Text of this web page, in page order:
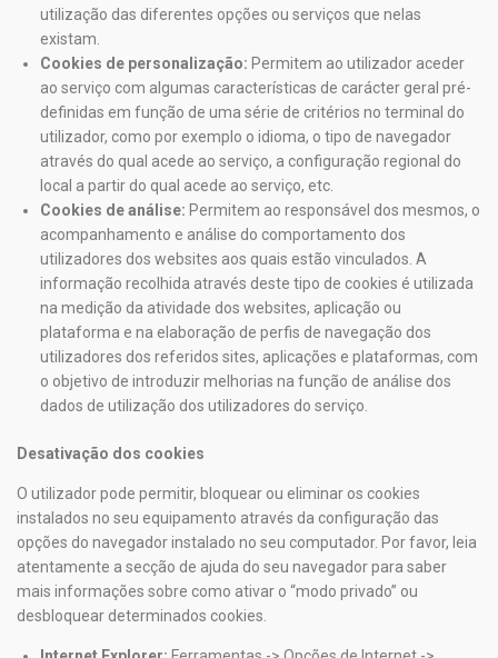
utilização das diferentes opções ou serviços que nelas
existam.
Cookies de personalização: Permitem ao utilizador aceder
ao serviço com algumas características de carácter geral pré-
definidas em função de uma série de critérios no terminal do
utilizador, como por exemplo o idioma, o tipo de navegador
através do qual acede ao serviço, a configuração regional do
local a partir do qual acede ao serviço, etc.
Cookies de análise: Permitem ao responsável dos mesmos, o
acompanhamento e análise do comportamento dos
utilizadores dos websites aos quais estão vinculados. A
informação recolhida através deste tipo de cookies é utilizada
na medição da atividade dos websites, aplicação ou
plataforma e na elaboração de perfis de navegação dos
utilizadores dos referidos sites, aplicações e plataformas, com
o objetivo de introduzir melhorias na função de análise dos
dados de utilização dos utilizadores do serviço.
Desativação dos cookies
O utilizador pode permitir, bloquear ou eliminar os cookies
instalados no seu equipamento através da configuração das
opções do navegador instalado no seu computador. Por favor, leia
atentamente a secção de ajuda do seu navegador para saber
mais informações sobre como ativar o “modo privado” ou
desbloquear determinados cookies.